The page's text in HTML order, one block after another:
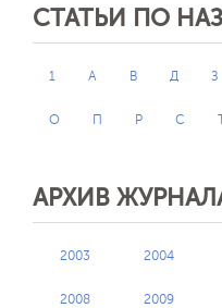
СТАТЬИ ПО
1 А В Д З
О П Р С
АРХИВ
2003 2004
2008 2009